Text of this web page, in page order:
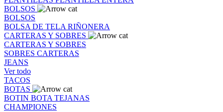
BOLSOS
BOLSOS
BOLSA DE TELA RIÑONERA
CARTERAS Y SOBRES
CARTERAS Y SOBRES
SOBRES CARTERAS
JEANS
Ver todo
TACOS
BOTAS
BOTIN BOTA TEJANAS
CHAMPIONES